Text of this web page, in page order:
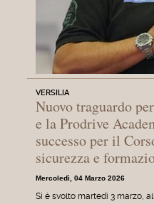
VERSILIA
Nuovo traguardo
e la Prodrive
successo per il
sicurezza e
Mercoledì, 04 Marzo 2026
Si è svolto martedì 3 marzo,